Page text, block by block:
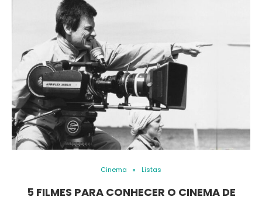
Cinema Listas
5 FILMES PARA CONHECER O CINEMA DE